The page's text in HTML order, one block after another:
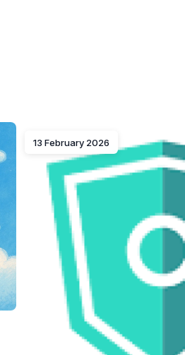
13 February 2026